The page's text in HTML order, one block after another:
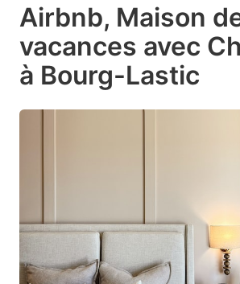
Airbnb, Maison
vacances avec
à Bourg-Lastic